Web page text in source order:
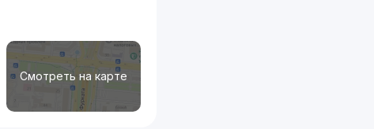
Смотреть на карте